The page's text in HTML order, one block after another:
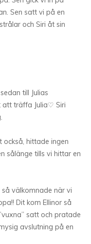
Sen satt vi på en
och Siri åt sin
till Julias
att träffa Julia♡ Siri
också, hittade ingen
sålänge tills vi hittar en
så välkomnade när vi
Dit kom Ellinor så
satt och pratade
avslutning på en